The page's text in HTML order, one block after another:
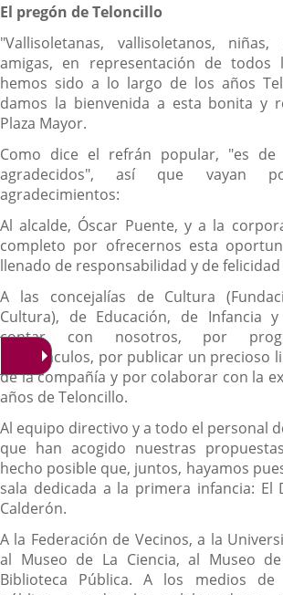
El pregón de Teloncillo
"Vallisoletanas, vallisoletanos,
amigas, en representación de
hemos sido a lo largo de los años
damos la bienvenida a esta bonita y
Plaza Mayor.
Como dice el refrán popular, "es de
agradecidos", así que vayan
agradecimientos:
Al alcalde, Óscar Puente, y a la
completo por ofrecernos esta
llenado de responsabilidad y de
A las concejalías de Cultura
Cultura), de Educación, de Infancia
contar con nosotros, por
espectáculos, por publicar un precioso
de la compañía y por colaborar con la
años de Teloncillo.
Al equipo directivo y a todo el personal
que han acogido nuestras
hecho posible que, juntos, hayamos
sala dedicada a la primera infancia: El
Calderón.
A la Federación de Vecinos, a la
al Museo de La Ciencia, al Museo
Biblioteca Pública.A los medios de